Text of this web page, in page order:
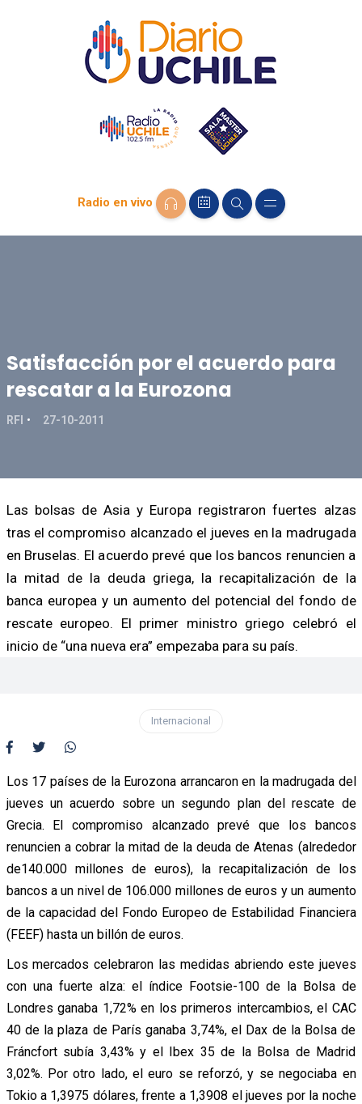
Radio en vivo
Satisfacción por el acuerdo para
rescatar a la Eurozona
RFI 27-10-2011
Las bolsas de Asia y Europa registraron fuertes alzas
tras el compromiso alcanzado el jueves en la madrugada
en Bruselas. El acuerdo prevé que los bancos renuncien a
la mitad de la deuda griega, la recapitalización de la
banca europea y un aumento del potencial del fondo de
rescate europeo. El primer ministro griego celebró el
inicio de “una nueva era” empezaba para su país.
Internacional
Los 17 países de la Eurozona arrancaron en la madrugada del
jueves un acuerdo sobre un segundo plan del rescate de
Grecia. El compromiso alcanzado prevé que los bancos
renuncien a cobrar la mitad de la deuda de Atenas (alrededor
de140.000 millones de euros), la recapitalización de los
bancos a un nivel de 106.000 millones de euros y un aumento
de la capacidad del Fondo Europeo de Estabilidad Financiera
(FEEF) hasta un billón de euros.
Los mercados celebraron las medidas abriendo este jueves
con una fuerte alza: el índice Footsie-100 de la Bolsa de
Londres ganaba 1,72% en los primeros intercambios, el CAC
40 de la plaza de París ganaba 3,74%, el Dax de la Bolsa de
Fráncfort subía 3,43% y el Ibex 35 de la Bolsa de Madrid
3,02%. Por otro lado, el euro se reforzó, y se negociaba en
Tokio a 1,3975 dólares, frente a 1,3908 el jueves por la noche